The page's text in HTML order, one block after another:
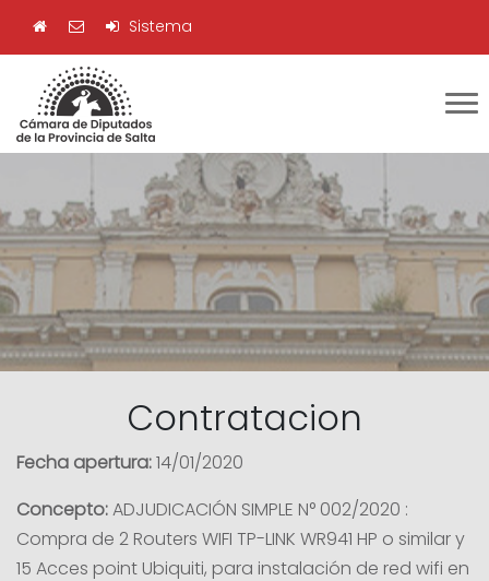
Sistema
Contratacion
Fecha apertura:14/01/2020
Concepto:ADJUDICACIÓN SIMPLE N° 002/2020 :
Compra de 2 Routers WIFI TP-LINK WR941 HP o similar y
15 Acces point Ubiquiti, para instalación de red wifi en